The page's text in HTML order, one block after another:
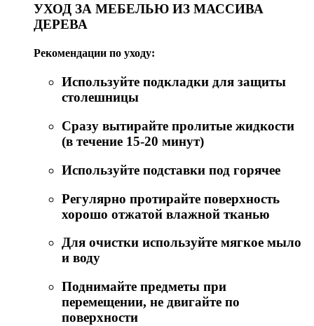
УХОД ЗА МЕБЕЛЬЮ ИЗ МАССИВА
ДЕРЕВА
Рекомендации по уходу:
Используйте подкладки для защиты
столешницы
Сразу вытирайте пролитые жидкости
(в течение 15-20 минут)
Используйте подставки под горячее
Регулярно протирайте поверхность
хорошо отжатой влажной тканью
Для очистки используйте мягкое мыло
и воду
Поднимайте предметы при
перемещении, не двигайте по
поверхности